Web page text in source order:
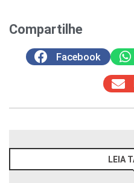
Compartilhe
Facebook
LEIA